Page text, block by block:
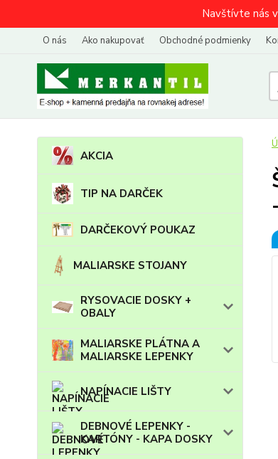
Navštívte nás
O nás Ako nakupovať Obchodné podmienky
AKCIA
TIP NA DARČEK
DARČEKOVÝ POUKAZ
MALIARSKE STOJANY
RYSOVACIE DOSKY +
OBALY
MALIARSKE PLÁTNA A
MALIARSKE LEPENKY
NAPÍNACIE LIŠTY
DEBNOVÉ LEPENKY -
KARTÓNY - KAPA DOSKY